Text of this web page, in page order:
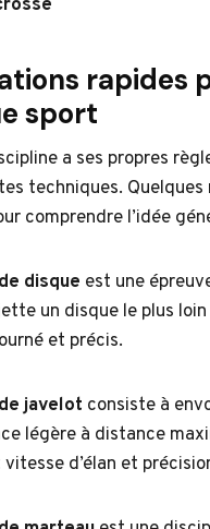
rapides
sport
a ses propres
techniques.
comprendre l’idée
disque est une
un disque le plus
et précis.
javelot consiste à
légère à distance
d’élan et